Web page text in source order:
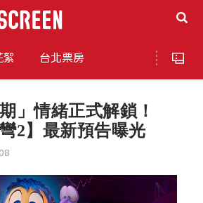
台北票房
」情緒正式解鎖！
2】最新預告曝光